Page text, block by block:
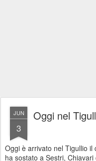
JUN
3
Oggi nel
Oggi è arrivato nel Tigullio
ha sostato a Sestri, Chiavari